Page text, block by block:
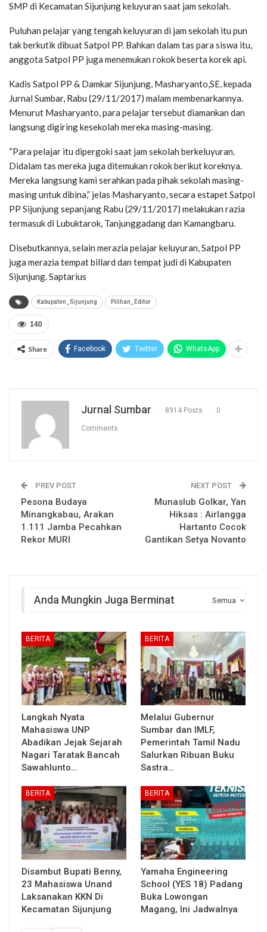
SMP di Kecamatan Sijunjung keluyuran saat jam sekolah.
Puluhan pelajar yang tengah keluyuran di jam sekolah itu pun
tak berkutik dibuat Satpol PP. Bahkan dalam tas para siswa itu,
anggota Satpol PP juga menemukan rokok beserta korek api.
Kadis Satpol PP & Damkar Sijunjung, Masharyanto,SE, kepada
Jurnal Sumbar, Rabu (29/11/2017) malam membenarkannya.
Menurut Masharyanto, para pelajar tersebut diamankan dan
langsung digiring kesekolah mereka masing-masing.
“Para pelajar itu dipergoki saat jam sekolah berkeluyuran.
Didalam tas mereka juga ditemukan rokok berikut koreknya.
Mereka langsung kami serahkan pada pihak sekolah masing-
masing untuk dibina,” jelas Masharyanto, secara estapet Satpol
PP Sijunjung sepanjang Rabu (29/11/2017) melakukan razia
termasuk di Lubuktarok, Tanjunggadang dan Kamangbaru.
Disebutkannya, selain merazia pelajar keluyuran, Satpol PP
juga merazia tempat billard dan tempat judi di Kabupaten
Sijunjung. Saptarius
Kabupaten_Sijunjung Pilihan_Editor
140
Share Facebook Twitter WhatsApp
Jurnal Sumbar 8914 Posts 0
Comments
PREV POST
Pesona Budaya
Minangkabau, Arakan
1.111 Jamba Pecahkan
Rekor MURI
NEXT POST
Munaslub Golkar, Yan
Hiksas : Airlangga
Hartanto Cocok
Gantikan Setya Novanto
Semua
Anda Mungkin Juga Berminat
BERITA
Langkah Nyata
Mahasiswa UNP
Abadikan Jejak Sejarah
Nagari Taratak Bancah
Sawahlunto…
BERITA
Melalui Gubernur
Sumbar dan IMLF,
Pemerintah Tamil Nadu
Salurkan Ribuan Buku
Sastra…
BERITA
Disambut Bupati Benny,
23 Mahasiswa Unand
Laksanakan KKN Di
Kecamatan Sijunjung
BERITA
Yamaha Engineering
School (YES 18) Padang
Buka Lowongan
Magang, Ini Jadwalnya